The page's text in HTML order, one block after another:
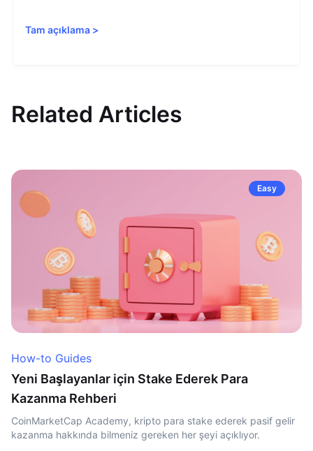
Tam açıklama >
Related Articles
Easy
How-to Guides
Yeni Başlayanlar için Stake Ederek Para
Kazanma Rehberi
CoinMarketCap Academy, kripto para stake ederek pasif gelir
kazanma hakkında bilmeniz gereken her şeyi açıklıyor.